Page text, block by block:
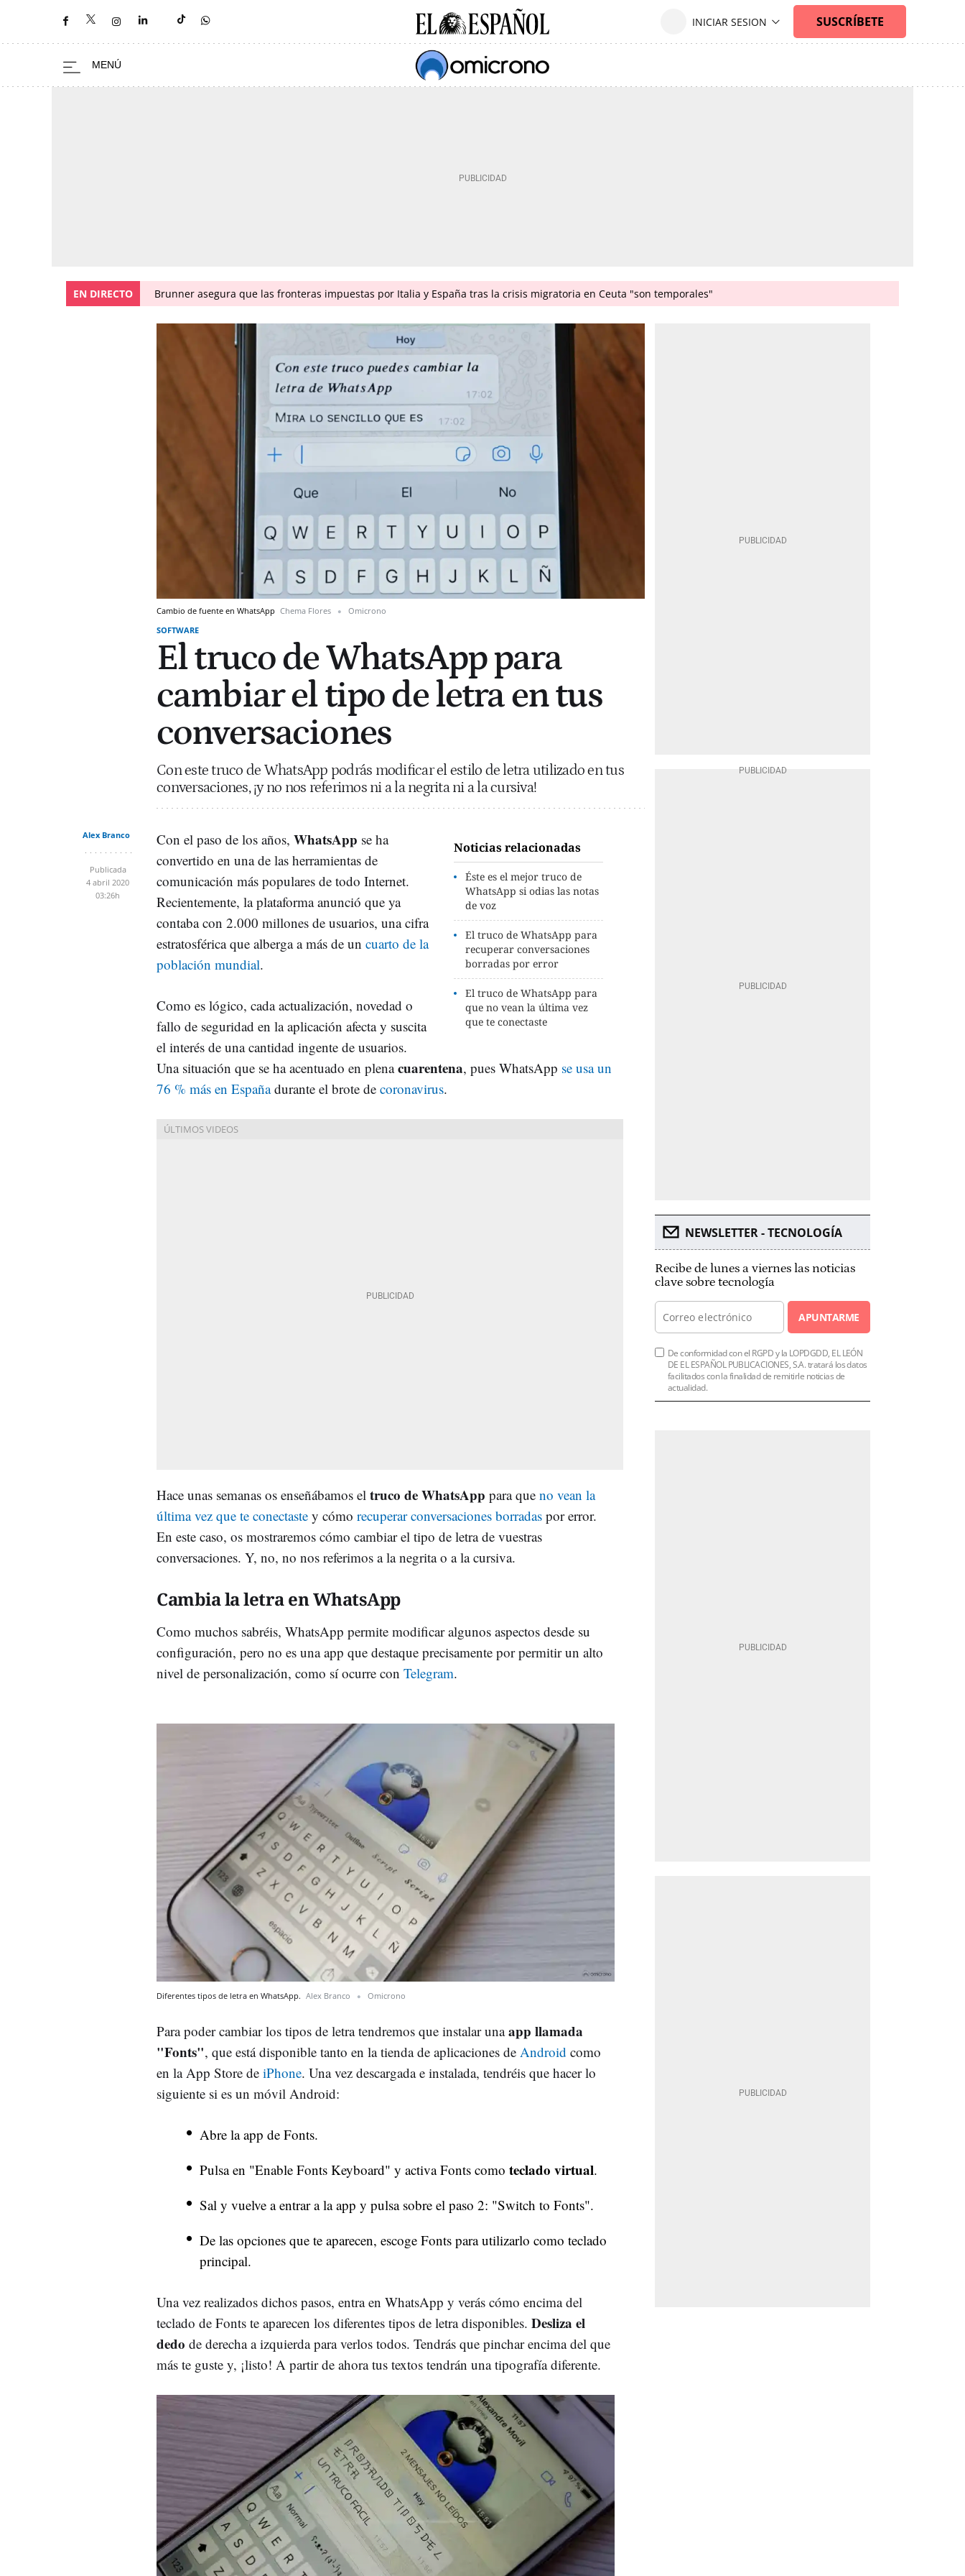
EN DIRECTO Brunner asegura que las fronteras impuestas por Italia y España tras la crisis migratoria en Ceuta "son temporales"
Cambio de fuente en WhatsApp Chema Flores
Omicrono
SOFTWARE
El truco de WhatsApp para
cambiar el tipo de letra en tus
conversaciones
Con este truco de WhatsApp podrás modificar el estilo de letra utilizado en tus
conversaciones, ¡y no nos referimos ni a la negrita ni a la cursiva!
Alex Branco
Publicada
4 abril 2020
03:26h
Noticias relacionadas
Éste es el mejor truco de
WhatsApp si odias las notas
de voz
El truco de WhatsApp para
recuperar conversaciones
borradas por error
El truco de WhatsApp para
que no vean la última vez
que te conectaste
Con el paso de los años, WhatsApp se ha
convertido en una de las herramientas de
comunicación más populares de todo Internet.
Recientemente, la plataforma anunció que ya
contaba con 2.000 millones de usuarios, una cifra
estratosférica que alberga a más de un cuarto de la
población mundial.
Como es lógico, cada actualización, novedad o
fallo de seguridad en la aplicación afecta y suscita
el interés de una cantidad ingente de usuarios.
Una situación que se ha acentuado en plenacuarentena, pues WhatsApp se usa un
76 % más en Españadurante el brote de coronavirus.
Hace unas semanas os enseñábamos el truco de WhatsApp para que no vean la
última vez que te conectaste y cómo recuperar conversaciones borradas por error.
En este caso, os mostraremos cómo cambiar el tipo de letra de vuestras
conversaciones. Y, no, no nos referimos a la negrita o a la cursiva.
Cambia la letra en WhatsApp
Como muchos sabréis, WhatsApp permite modificar algunos aspectos desde su
configuración, pero no es una app que destaque precisamente por permitir un alto
nivel de personalización, como sí ocurre con Telegram.
Diferentes tipos de letra en WhatsApp. Alex Branco Omicrono
Para poder cambiar los tipos de letra tendremos que instalar unaapp llamada
"Fonts", que está disponible tanto en la tienda de aplicaciones de Android como
en la App Store de iPhone. Una vez descargada e instalada, tendréis que hacer lo
siguiente si es un móvil Android:
Abre la app de Fonts.
Pulsa en "Enable Fonts Keyboard" y activa Fonts como teclado virtual.
Sal y vuelve a entrar a la app y pulsa sobre el paso 2: "Switch to Fonts".
De las opciones que te aparecen, escoge Fonts para utilizarlo como teclado
principal.
Una vez realizados dichos pasos, entra en WhatsApp y verás cómo encima del
teclado de Fonts te aparecen los diferentes tipos de letra disponibles. Desliza el
dedo de derecha a izquierda para verlos todos. Tendrás que pinchar encima del que
más te guste y, ¡listo! A partir de ahora tus textos tendrán una tipografía diferente.
NEWSLETTER - TECNOLOGÍA
Recibe de lunes a viernes las noticias
clave sobre tecnología
APUNTARME
De conformidad con el RGPD y la LOPDGDD, EL LEÓN
DE EL ESPAÑOL PUBLICACIONES, S.A. tratará los datos
facilitados con la finalidad de remitirle noticias de
actualidad.